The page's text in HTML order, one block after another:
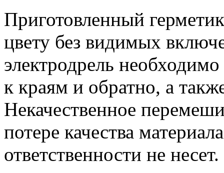
Приготовленный
цвету без видимых
электродрель
к краям и обратно, а
Некачественное
потере качества
ответственности не несет.